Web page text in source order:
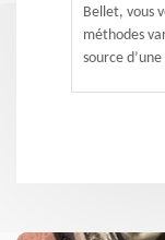
Bellet, vous
méthodes
source